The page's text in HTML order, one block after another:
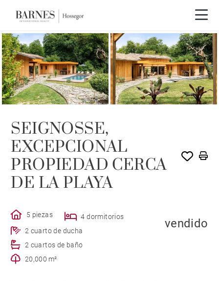
VENDIDO POR BARNES
SEIGNOSSE,
EXCEPCIONAL
PROPIEDAD CERCA
DE LA PLAYA
5 piezas
4 dormitorios
2 cuarto de ducha
2 cuartos de baño
20,000 m²
vendido